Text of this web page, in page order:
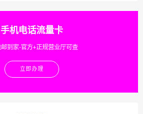
手机电话流量卡
到家-官方+正规营业厅可查
立即办理